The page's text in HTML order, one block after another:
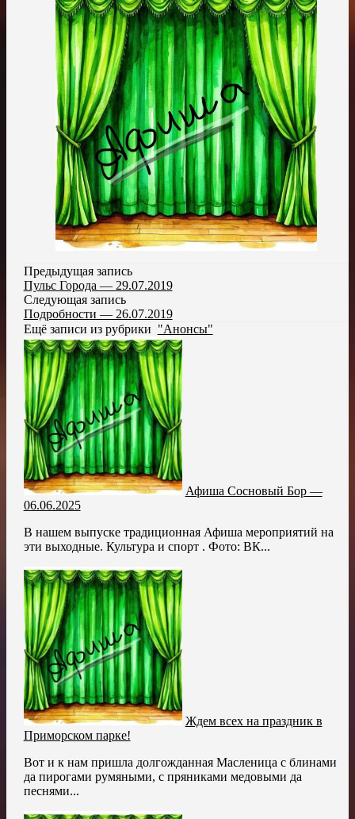
Предыдущая запись
Пульс Города — 29.07.2019
Следующая запись
Подробности — 26.07.2019
Ещё записи из рубрики "Анонсы"
Афиша Сосновый Бор —
06.06.2025
В нашем выпуске традиционная Афиша мероприятий на
эти выходные. Культура и спорт . Фото: ВК...
Ждем всех на праздник в
Приморском парке!
Вот и к нам пришла долгожданная Масленица с блинами
да пирогами румяными, с пряниками медовыми да
песнями...